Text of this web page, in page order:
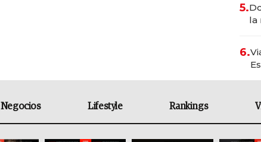
5.
la
6.
Negocios Lifestyle Rankings